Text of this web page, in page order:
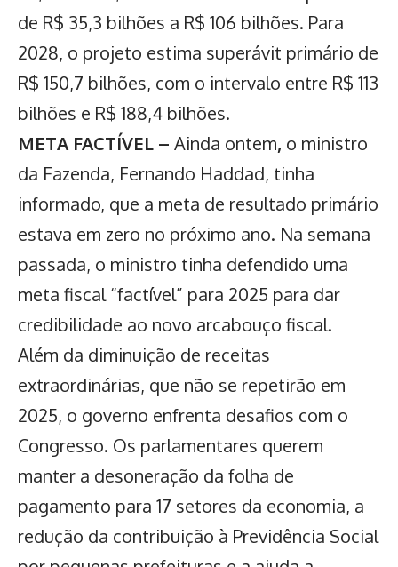
de R$ 35,3 bilhões a R$ 106 bilhões. Para
2028, o projeto estima superávit primário de
R$ 150,7 bilhões, com o intervalo entre R$ 113
bilhões e R$ 188,4 bilhões.
META FACTÍVEL – Ainda ontem, o ministro
da Fazenda, Fernando Haddad, tinha
informado, que a meta de resultado primário
estava em zero no próximo ano. Na semana
passada, o ministro tinha defendido uma
meta fiscal “factível” para 2025 para dar
credibilidade ao novo arcabouço fiscal.
Além da diminuição de receitas
extraordinárias, que não se repetirão em
2025, o governo enfrenta desafios com o
Congresso. Os parlamentares querem
manter a desoneração da folha de
pagamento para 17 setores da economia, a
redução da contribuição à Previdência Social